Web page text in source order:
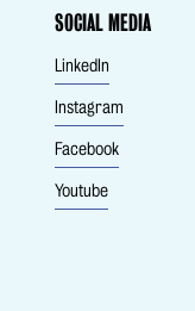
SOCIAL MEDIA
LinkedIn
Instagram
Facebook
Youtube